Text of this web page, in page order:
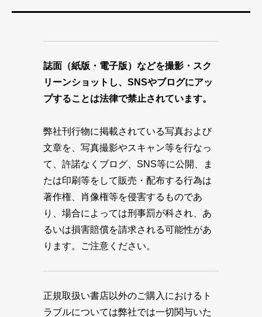
誌面（紙版・電子版）などを撮影・スク
リーンショットし、SNSやブログにアッ
プすることは法律で禁止されています。
弊社刊行物に掲載されている写真および
文章を、写真撮影やスキャン等を行なっ
て、許諾なくブログ、SNS等に公開、ま
たは印刷等をして販売・配布する行為は
著作権、肖像権等を侵害するものであ
り、場合によっては刑事罰が科され、あ
るいは損害賠償を請求される可能性があ
ります。ご注意ください。
正規取扱い書店以外のご購入におけるト
ラブルについては弊社では一切関与いた